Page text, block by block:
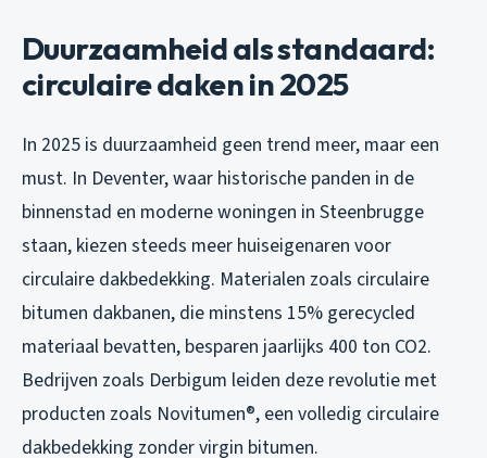
Duurzaamheid als standaard:
circulaire daken in 2025
In 2025 is duurzaamheid geen trend meer, maar een
must. In Deventer, waar historische panden in de
binnenstad en moderne woningen in Steenbrugge
staan, kiezen steeds meer huiseigenaren voor
circulaire dakbedekking. Materialen zoals circulaire
bitumen dakbanen, die minstens 15% gerecycled
materiaal bevatten, besparen jaarlijks 400 ton CO2.
Bedrijven zoals Derbigum leiden deze revolutie met
producten zoals Novitumen®, een volledig circulaire
dakbedekking zonder virgin bitumen.